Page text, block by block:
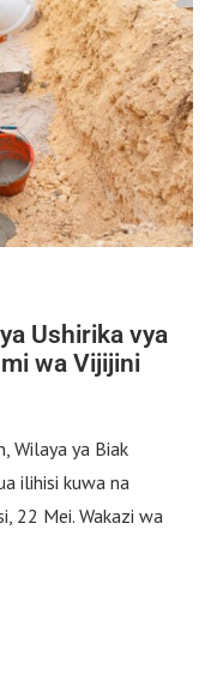
Ushirika vya
wa Vijijini
Wilaya ya Biak
ilihisi kuwa na
22 Mei. Wakazi wa